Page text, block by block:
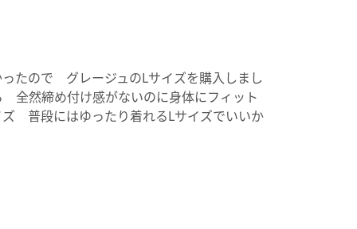
たので グレージュのLサイズを購入しまし
然締め付け感がないのに身体にフィット
普段にはゆったり着れるLサイズでいいか